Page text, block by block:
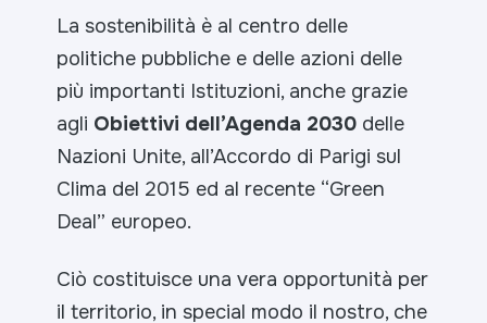
La sostenibilità è al centro delle
politiche pubbliche e delle azioni delle
più importanti Istituzioni, anche grazie
agli Obiettivi dell’Agenda 2030 delle
Nazioni Unite, all’Accordo di Parigi sul
Clima del 2015 ed al recente “Green
Deal” europeo.
Ciò costituisce una vera opportunità per
il territorio, in special modo il nostro, che